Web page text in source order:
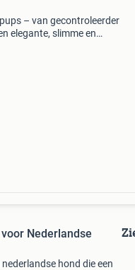
– van gecontroleerder
elegante, slimme en
Nederlandse
hond die een